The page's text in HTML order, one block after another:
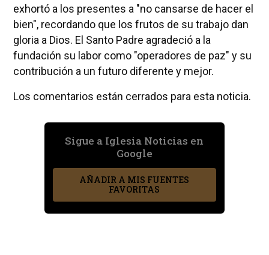
exhortó a los presentes a "no cansarse de hacer el
bien", recordando que los frutos de su trabajo dan
gloria a Dios. El Santo Padre agradeció a la
fundación su labor como "operadores de paz" y su
contribución a un futuro diferente y mejor.
Los comentarios están cerrados para esta noticia.
Sigue a Iglesia Noticias en
Google
AÑADIR A MIS FUENTES
FAVORITAS